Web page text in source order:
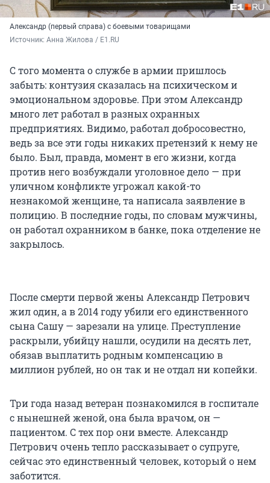
Александр (первый справа) с боевыми товарищами
Источник: Анна Жилова / E1.RU
С того момента о службе в армии пришлось
забыть: контузия сказалась на психическом и
эмоциональном здоровье. При этом Александр
много лет работал в разных охранных
предприятиях. Видимо, работал добросовестно,
ведь за все эти годы никаких претензий к нему не
было. Был, правда, момент в его жизни, когда
против него возбуждали уголовное дело — при
уличном конфликте угрожал какой-то
незнакомой женщине, та написала заявление в
полицию. В последние годы, по словам мужчины,
он работал охранником в банке, пока отделение не
закрылось.
После смерти первой жены Александр Петрович
жил один, а в 2014 году убили его единственного
сына Сашу — зарезали на улице. Преступление
раскрыли, убийцу нашли, осудили на десять лет,
обязав выплатить родным компенсацию в
миллион рублей, но он так и не отдал ни копейки.
Три года назад ветеран познакомился в госпитале
с нынешней женой, она была врачом, он —
пациентом. С тех пор они вместе. Александр
Петрович очень тепло рассказывает о супруге,
сейчас это единственный человек, который о нем
заботится.